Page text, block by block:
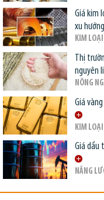
Giá kim
xu
KIM LOẠI
Thị
nguyên
NÔNG
Giá
KIM LOẠI
Giá dầu
NĂNG